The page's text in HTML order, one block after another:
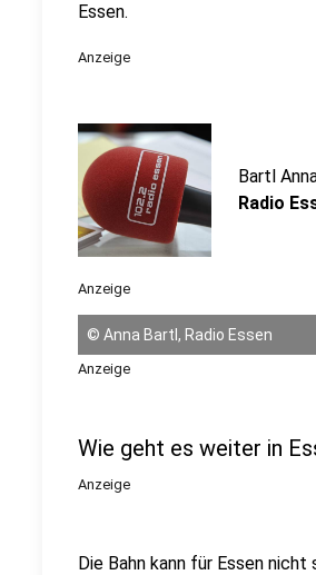
Essen.
Anzeige
Bartl
Radio
Anzeige
© Anna Bartl, Radio Essen
Anzeige
Wie geht es weiter in
Anzeige
Die Bahn kann für Essen